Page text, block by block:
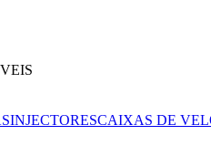
INJECTORESCAIXAS DE